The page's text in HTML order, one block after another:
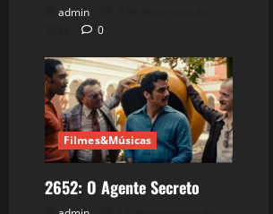
admin
0
Filmes&Músicas
2652: O Agente Secreto